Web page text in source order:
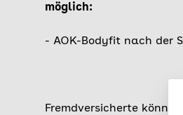
möglich:
- AOK-Bodyfit nach der
Fremdversicherte